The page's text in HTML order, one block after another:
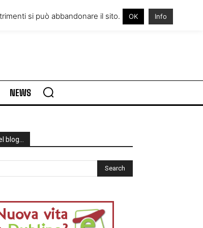
VISITARE L’IRLANDA
NEWS
blog…
si può abbandonare il sito. OK Info